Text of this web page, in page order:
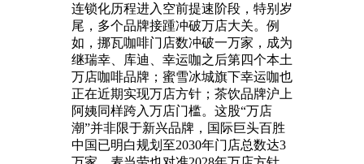
连锁化历程进入空前提速阶段，特别岁
尾，多个品牌接踵冲破万店大关。例
如，挪瓦咖啡门店数冲破一万家，成为
继瑞幸、库迪、幸运咖之后第四个本土
万店咖啡品牌；蜜雪冰城旗下幸运咖也
正在近期实现万店方针；茶饮品牌沪上
阿姨同样跨入万店门槛。这股“万店
潮”并非限于新兴品牌，国际巨头百胜
中国已明白规划至2030年门店总数达3